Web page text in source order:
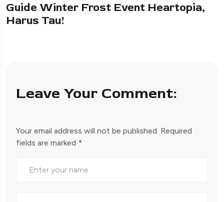
Guide Winter Frost Event Heartopia,
Harus Tau!
Leave Your Comment:
Your email address will not be published. Required
fields are marked *